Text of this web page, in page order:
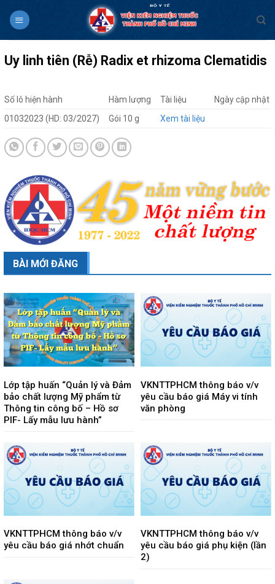
Uy linh tiên (Rễ) Radix et rhizoma Clematidis
Số lô hiện hành Hàm lượng Tài liệu
Ngày cập nhật
01032023 (HD: 03/2027)
Gói 10 g Xem tài liệu
BÀI MỚI ĐĂNG
Lớp tập huấn “Quản lý và Đảm
bảo chất lượng Mỹ phẩm từ
Thông tin công bố – Hồ sơ
PIF- Lấy mẫu lưu hành”
VKNTTPHCM thông báo v/v
yêu cầu báo giá Máy vi tính
văn phòng
VKNTTPHCM thông báo v/v
yêu cầu báo giá nhớt chuẩn
VKNTTPHCM thông báo v/v
yêu cầu báo giá phụ kiện (lần
2)